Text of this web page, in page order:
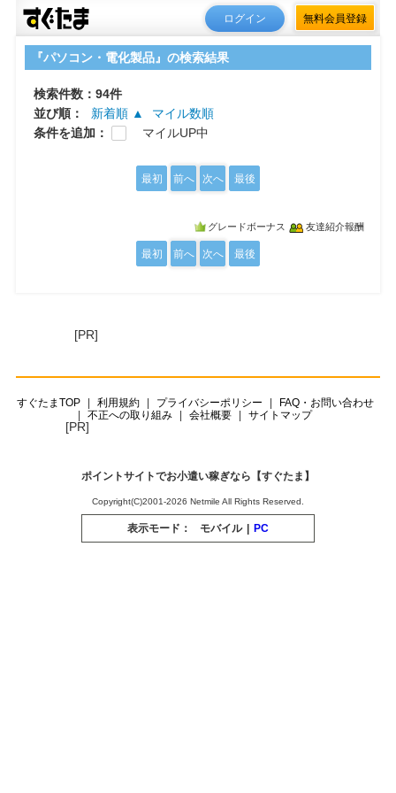
ログイン 無料会員登録
『パソコン・電化製品』の検索結果
検索件数：94件
並び順：
新着順 ▲
マイル数順
条件を追加：
マイルUP中
最初 前へ 次へ 最後
グレードボーナス 友達紹介報酬
最初 前へ 次へ 最後
[PR]
すぐたまTOP 利用規約 プライバシーポリシー
FAQ・お問い合わせ
不正への取り組み
会社概要 サイトマップ
[PR]
ポイントサイトでお小遣い稼ぎなら【すぐたま】
Copyright(C)2001-2026 Netmile All Rights Reserved.
表示モード： モバイル PC